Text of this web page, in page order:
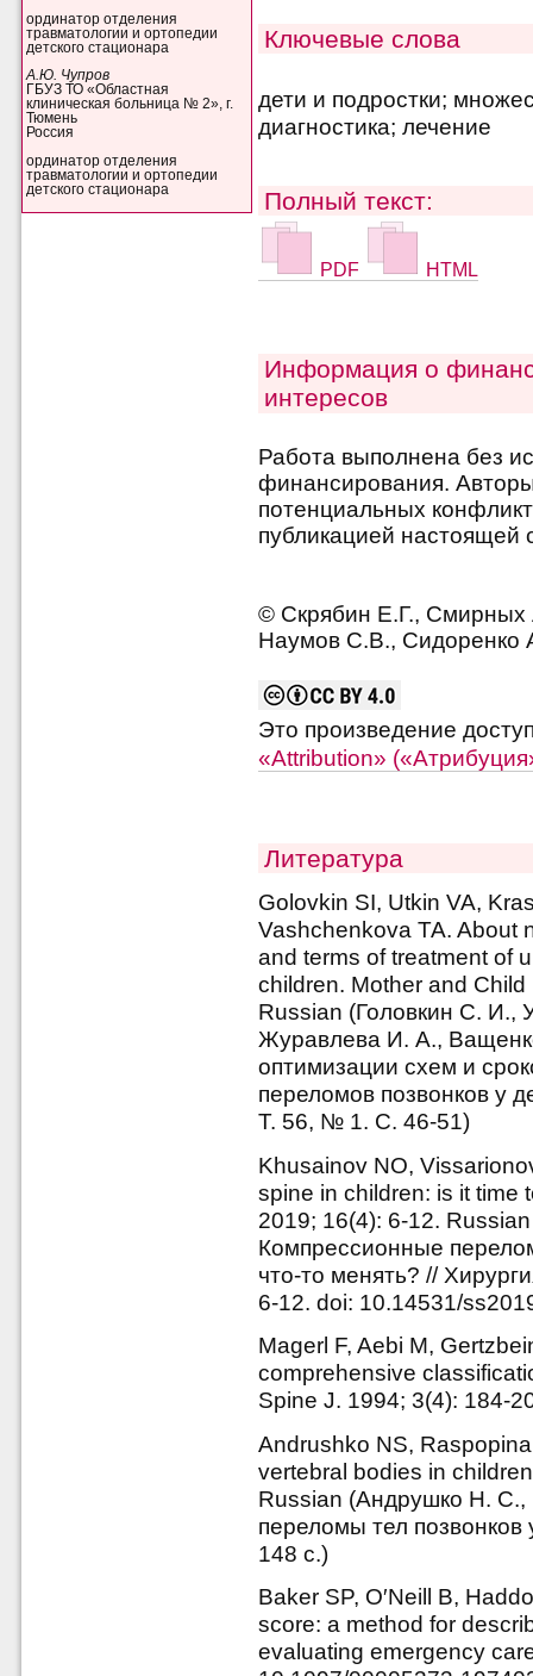
ординатор отделения
травматологии и ортопедии
детского стационара
А.Ю. Чупров
ГБУЗ ТО «Областная
клиническая больница № 2», г.
Тюмень
Россия
ординатор отделения
травматологии и ортопедии
детского стационара
Ключевые слова
дети и подростки;
диагностика; лечение
Полный текст:
PDF HTML
Информация о
интересов
Работа выполнена без
финансирования.
потенциальных
публикацией настоящей
© Скрябин Е.Г., Смирных
Наумов С.В., Сидоренко
Это произведение
«Attribution»
Литература
Golovkin SI, Utkin VA,
Vashchenkova TA. About
and terms of treatment of
children. Mother and
Russian (Головкин С. И.,
Журавлева И. А.,
оптимизации схем и
переломов позвонков у
Т. 56, № 1. С. 46-51)
Khusainov NO,
spine in children: is it time
2019; 16(4): 6-12.
Компрессионные
что-то менять? //
6-12. doi: 10.14531/
Magerl F, Aebi M,
comprehensive
Spine J. 1994; 3(4): 184-
Andrushko NS,
vertebral bodies in
Russian (Андрушко Н.
переломы тел
148 с.)
Baker SP, O′Neill В,
score: a method for
evaluating emergency